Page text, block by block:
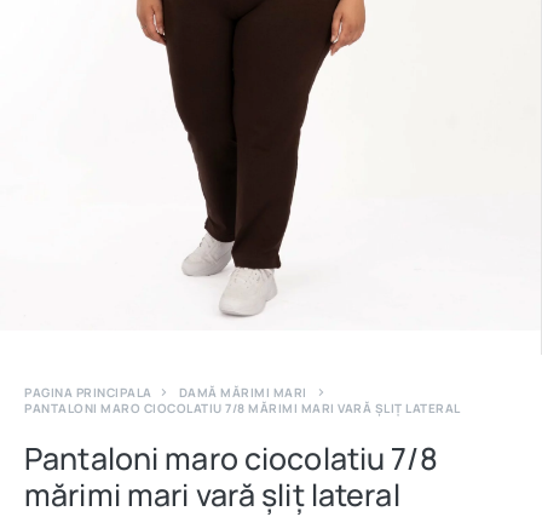
PAGINA PRINCIPALA
DAMĂ MĂRIMI MARI
PANTALONI MARO CIOCOLATIU 7/8 MĂRIMI MARI VARĂ ȘLIȚ LATERAL
Pantaloni maro ciocolatiu 7/8
mărimi mari vară șliț lateral